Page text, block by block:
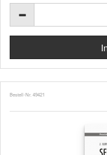
Bestell-Nr. 49421